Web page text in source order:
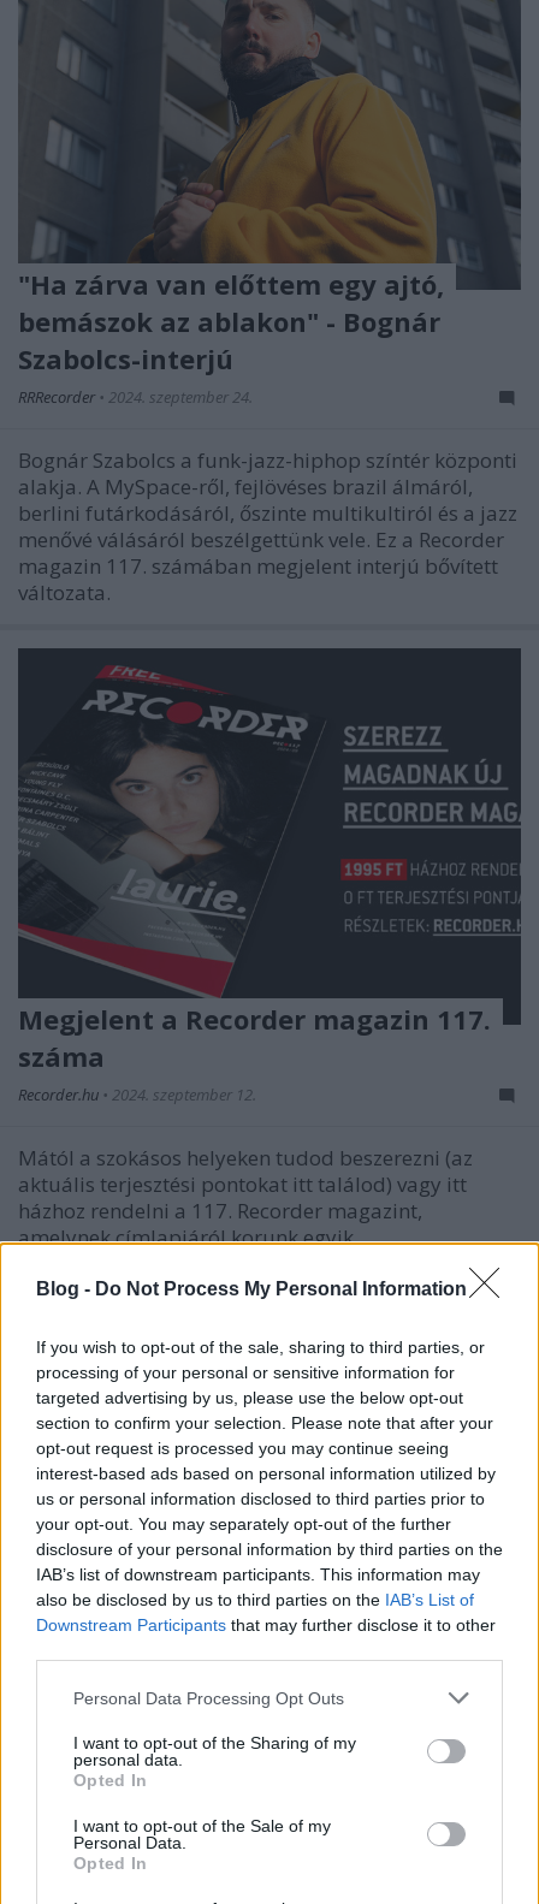
Blog - Do Not Process My Personal Information
If you wish to opt-out of the sale, sharing to third parties, or
processing of your personal or sensitive information for
targeted advertising by us, please use the below opt-out
section to confirm your selection. Please note that after your
opt-out request is processed you may continue seeing
interest-based ads based on personal information utilized by
us or personal information disclosed to third parties prior to
your opt-out. You may separately opt-out of the further
disclosure of your personal information by third parties on the
IAB’s list of downstream participants. This information may
also be disclosed by us to third parties on the IAB’s List of
Downstream Participants that may further disclose it to other
Please note that this website/app uses one or more Google
not limited to your visit or usage behaviour. You may click to
grant or deny consent to Google and its third-party tags to
use your data for below specified purposes in below Google
consent section.
Personal Data Processing Opt Outs
I want to opt-out of the Sharing of my
personal data.
Opted In
I want to opt-out of the Sale of my
Personal Data.
Opted In
"Ha zárva van előttem egy ajtó,
bemászok az ablakon" - Bognár
Szabolcs-interjú
RRRecorder • 2024. szeptember 24.
Bognár Szabolcs a funk-jazz-hiphop színtér központi
alakja. A MySpace-ről, fejlövéses brazil álmáról,
berlini futárkodásáról, őszinte multikultiról és a jazz
menővé válásáról beszélgettünk vele. Ez a Recorder
magazin 117. számában megjelent interjú bővített
változata.
Megjelent a Recorder magazin 117.
száma
Recorder.hu • 2024. szeptember 12.
Mától a szokásos helyeken tudod beszerezni (az
aktuális terjesztési pontokat itt találod) vagy itt
házhoz rendelni a 117. Recorder magazint,
amelynek címlapjáról korunk egyik
legtehetségesebb énekes-dalszerzője, laurie. néz
ránk. Lássuk, mi van még az ingyenes újságban!
Pszichedelikus szellő a Normafán.
Bognár, Boros, Hock: Normafa
(lemezkritika)
RRRecorder•2024. február 04.